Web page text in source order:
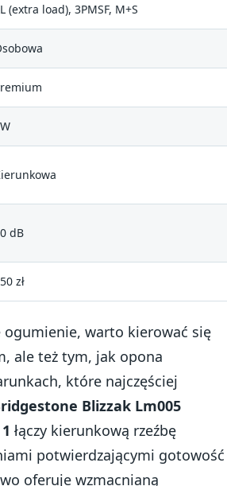
(extra load), 3PMSF, M+S
dB
zł
ogumienie, warto kierować się
ale też tym, jak opona
które najczęściej
Blizzak Lm005
łączy kierunkową rzeźbę
potwierdzającymi gotowość
oferuje wzmacnianą